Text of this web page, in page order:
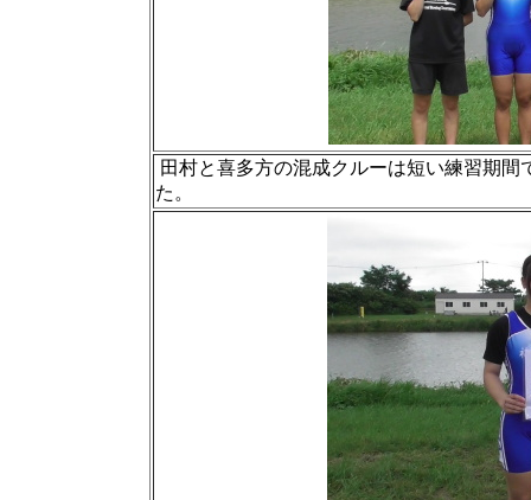
田村と喜多方の混成クルーは短い練習期
た。